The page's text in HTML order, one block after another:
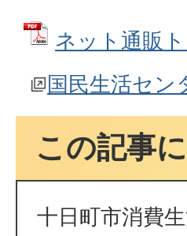
ネット通販
国民生活セン
この記事
十日町市消費